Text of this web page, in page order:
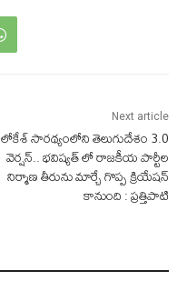
Next article
లోకేశ్ సారథ్యంలోని తెలుగుదేశం 3.0
వెర్షన్.. భవిష్యత్ లో రాజకీయ పార్టీల
నిర్మాణ తీరును మార్చే గొప్ప క్రియేషన్
కానుంది : ప్రత్తిపాటి